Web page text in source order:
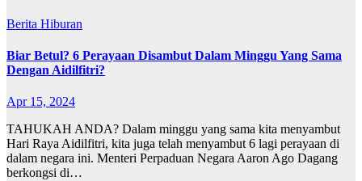
Berita Hiburan
Biar Betul? 6 Perayaan Disambut Dalam Minggu Yang Sama
Dengan Aidilfitri?
Apr 15, 2024
TAHUKAH ANDA? Dalam minggu yang sama kita menyambut
Hari Raya Aidilfitri, kita juga telah menyambut 6 lagi perayaan di
dalam negara ini. Menteri Perpaduan Negara Aaron Ago Dagang
berkongsi di…